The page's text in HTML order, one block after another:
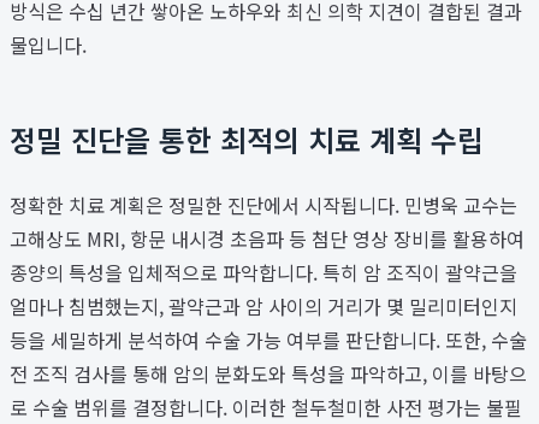
방식은 수십 년간 쌓아온 노하우와 최신 의학 지견이 결합된 결과
물입니다.
정밀 진단을 통한 최적의 치료 계획 수립
정확한 치료 계획은 정밀한 진단에서 시작됩니다. 민병욱 교수는
고해상도 MRI, 항문 내시경 초음파 등 첨단 영상 장비를 활용하여
종양의 특성을 입체적으로 파악합니다. 특히 암 조직이 괄약근을
얼마나 침범했는지, 괄약근과 암 사이의 거리가 몇 밀리미터인지
등을 세밀하게 분석하여 수술 가능 여부를 판단합니다. 또한, 수술
전 조직 검사를 통해 암의 분화도와 특성을 파악하고, 이를 바탕으
로 수술 범위를 결정합니다. 이러한 철두철미한 사전 평가는 불필